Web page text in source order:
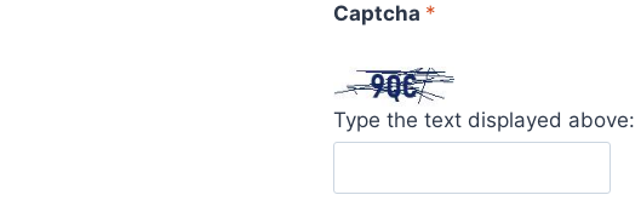
Captcha *
Type the text displayed above: